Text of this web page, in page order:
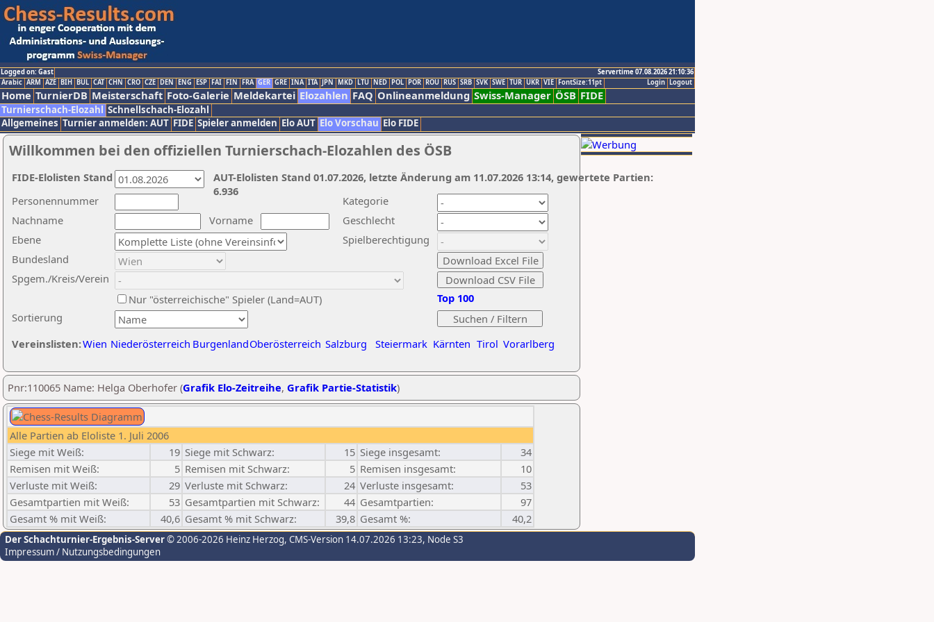
Logged on: Gast
Servertime 07.08.2026 21:10:36
Logout
Login
Arabic ARM AZE BIH BUL CAT CHN CRO CZE DEN ENG ESP FAI FIN FRA GER GRE INA ITA JPN MKD LTU NED POL POR ROU RUS SRB SVK SWE TUR UKR VIE FontSize:11pt
Home TurnierDB Meisterschaft Foto-Galerie Meldekartei Elozahlen FAQ Onlineanmeldung Swiss-Manager ÖSB FIDE
Turnierschach-Elozahl Schnellschach-Elozahl
Allgemeines Turnier anmelden: AUT FIDE Spieler anmelden Elo AUT Elo Vorschau Elo FIDE
Willkommen bei den offiziellen Turnierschach-Elozahlen des ÖSB
Nachname
Vorname
Ebene
Kategorie
Sortierung
Personennummer
Bundesland
Spgem./Kreis/Verein
Geschlecht
Nur "österreichische" Spieler (Land=AUT)
Spielberechtigung
Vereinslisten:Wien Niederösterreich BurgenlandOberösterreich Salzburg Steiermark Kärnten Tirol Vorarlberg
Top 100
AUT-Elolisten Stand 01.07.2026, letzte Änderung am 11.07.2026 13:14, gewertete Partien:
6.936
FIDE-Elolisten Stand
Pnr:110065 Name: Helga Oberhofer (Grafik Elo-Zeitreihe, Grafik Partie-Statistik)
Alle Partien ab Eloliste 1. Juli 2006
Siege mit Weiß:
19 Siege mit Schwarz: 15 Siege insgesamt:
34
Remisen mit Weiß:
5 Remisen mit Schwarz: 5 Remisen insgesamt:
10
Verluste mit Weiß:
29 Verluste mit Schwarz: 24 Verluste insgesamt:
53
Gesamtpartien mit Weiß:
53 Gesamtpartien mit Schwarz: 44 Gesamtpartien:
97
Gesamt % mit Weiß:
40,6 Gesamt % mit Schwarz: 39,8 Gesamt %: 40,2
Der Schachturnier-Ergebnis-Server© 2006-2026 Heinz Herzog, CMS-Version 14.07.2026 13:23, Node S3
Impressum / Nutzungsbedingungen